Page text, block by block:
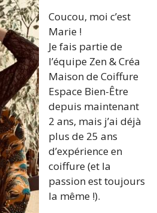
Coucou, moi c’est
Marie !
Je fais partie de
l’équipe Zen & Créa
Maison de Coiffure
Espace Bien-Être
depuis maintenant
2 ans, mais j’ai déjà
plus de 25 ans
d’expérience en
coiffure (et la
passion est toujours
la même !).